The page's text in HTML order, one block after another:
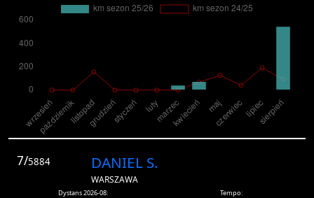
7/5884 DANIEL S.
WARSZAWA
Dystans 2026-08: Tempo: